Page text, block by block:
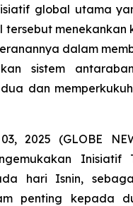
global utama
tersebut menekankan
dalam
sistem
dan
2025 (GLOBE
Inisiatif
hari Isnin,
penting kepada